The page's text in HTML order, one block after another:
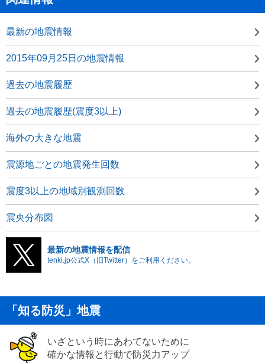
最新の地震情報
2015年09月25日の地震情報
過去の地震履歴
過去の地震履歴(震度3以上)
海外の大きな地震
震源地ごとの地震発生回数
震度3以上の地域別観測回数
震央分布図
最新の地震情報を配信
tenki.jp公式X（旧Twitter）をご利用ください。
「知る防災」地震
いざという時にあわてないために
確かな情報と行動で防災力アップ